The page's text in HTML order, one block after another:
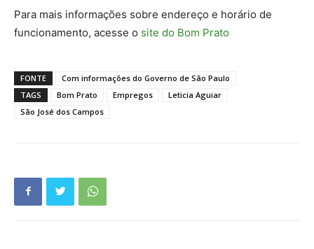
Para mais informações sobre endereço e horário de
funcionamento, acesse o site do Bom Prato
FONTE
Com informações do Governo de São Paulo
TAGS
Bom Prato Empregos
Leticia Aguiar
São José dos Campos